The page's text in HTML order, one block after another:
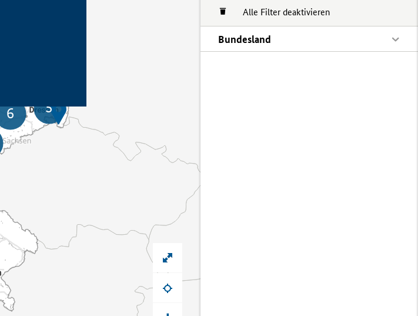
Alle Filter deaktivieren
Bundesland